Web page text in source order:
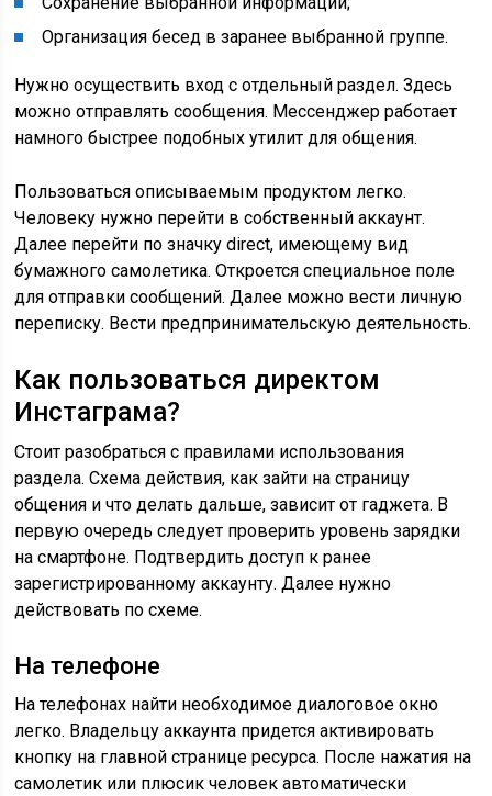
Организация бесед в заранее выбранной группе.
Нужно осуществить вход с отдельный раздел. Здесь
можно отправлять сообщения. Мессенджер работает
намного быстрее подобных утилит для общения.
Пользоваться описываемым продуктом легко.
Человеку нужно перейти в собственный аккаунт.
Далее перейти по значку direct, имеющему вид
бумажного самолетика. Откроется специальное поле
для отправки сообщений. Далее можно вести личную
переписку. Вести предпринимательскую деятельность.
Как пользоваться директом
Инстаграма?
Стоит разобраться с правилами использования
раздела. Схема действия, как зайти на страницу
общения и что делать дальше, зависит от гаджета. В
первую очередь следует проверить уровень зарядки
на смартфоне. Подтвердить доступ к ранее
зарегистрированному аккаунту. Далее нужно
действовать по схеме.
На телефоне
На телефонах найти необходимое диалоговое окно
легко. Владельцу аккаунта придется активировать
кнопку на главной странице ресурса. После нажатия на
самолетик или плюсик человек автоматически